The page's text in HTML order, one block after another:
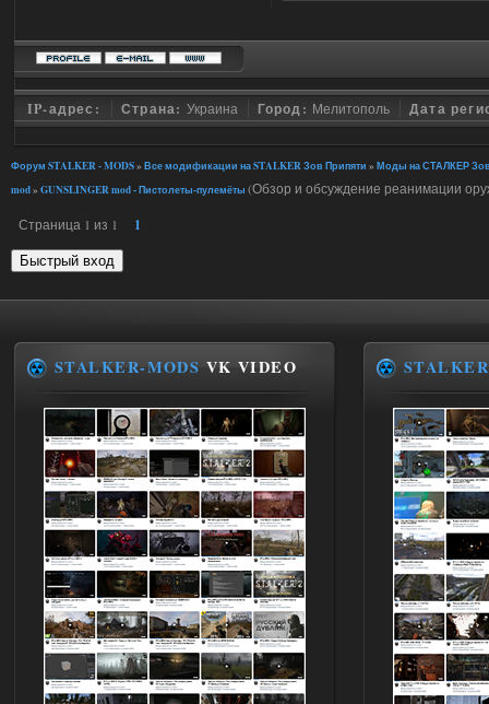
IP-адрес: Страна: Украина Город: Мелитополь Дата
Форум STALKER - MODS» Все модификации на STALKER Зов Припяти » Моды на СТАЛКЕР
mod» GUNSLINGER mod - Пистолеты-пулемёты (Обзор и обсуждение реанимации
Страница 1 из 1 1
STALKER-MODS VK VIDEO